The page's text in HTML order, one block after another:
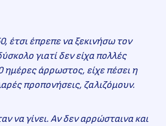
έτσι έπρεπε να ξεκινήσω τον
γιατί δεν είχα πολλές
άρρωστος, είχε πέσει η
προπονήσεις, ζαλιζόμουν.
να γίνει. Αν δεν αρρώσταινα και